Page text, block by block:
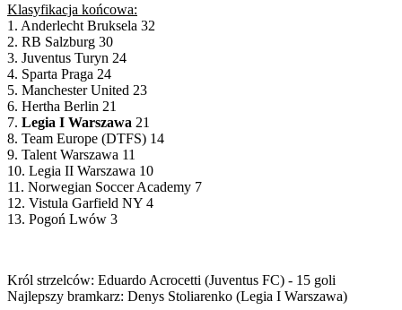
Klasyfikacja końcowa:
1. Anderlecht Bruksela 32
2. RB Salzburg 30
3. Juventus Turyn 24
4. Sparta Praga 24
5. Manchester United 23
6. Hertha Berlin 21
7. Legia I Warszawa 21
8. Team Europe (DTFS) 14
9. Talent Warszawa 11
10. Legia II Warszawa 10
11. Norwegian Soccer Academy 7
12. Vistula Garfield NY 4
13. Pogoń Lwów 3
Król strzelców: Eduardo Acrocetti (Juventus FC) - 15 goli
Najlepszy bramkarz: Denys Stoliarenko (Legia I Warszawa)